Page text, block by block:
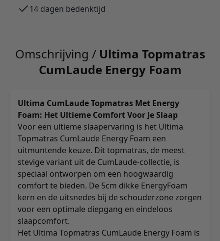
14 dagen bedenktijd
Omschrijving / Ultima Topmatras
CumLaude Energy Foam
Ultima CumLaude Topmatras Met Energy
Foam: Het Ultieme Comfort Voor Je Slaap
Voor een ultieme slaapervaring is het Ultima
Topmatras CumLaude Energy Foam een
uitmuntende keuze. Dit topmatras, de meest
stevige variant uit de CumLaude-collectie, is
speciaal ontworpen om een hoogwaardig
comfort te bieden. De 5cm dikke EnergyFoam
kern en de uitsnedes bij de schouderzone zorgen
voor een optimale diepgang en eindeloos
slaapcomfort.
Het Ultima Topmatras CumLaude Energy Foam is